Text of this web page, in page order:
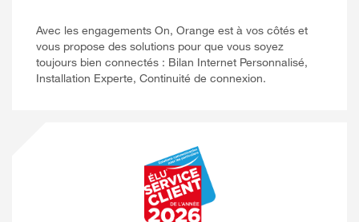
Avec les engagements On, Orange est à vos côtés et
vous propose des solutions pour que vous soyez
toujours bien connectés : Bilan Internet Personnalisé,
Installation Experte, Continuité de connexion.